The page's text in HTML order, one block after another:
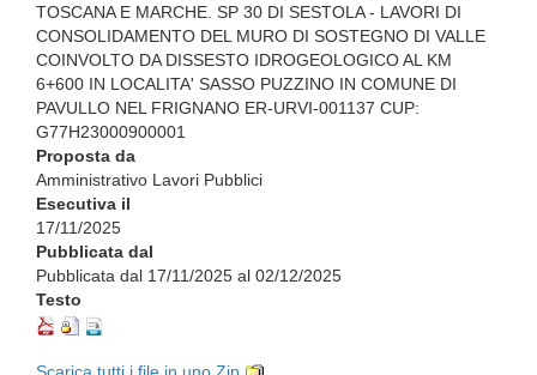
TOSCANA E MARCHE. SP 30 DI SESTOLA - LAVORI DI
CONSOLIDAMENTO DEL MURO DI SOSTEGNO DI VALLE
COINVOLTO DA DISSESTO IDROGEOLOGICO AL KM
6+600 IN LOCALITA' SASSO PUZZINO IN COMUNE DI
PAVULLO NEL FRIGNANO ER-URVI-001137 CUP:
G77H23000900001
Proposta da
Amministrativo Lavori Pubblici
Esecutiva il
17/11/2025
Pubblicata dal
Pubblicata dal 17/11/2025 al 02/12/2025
Testo